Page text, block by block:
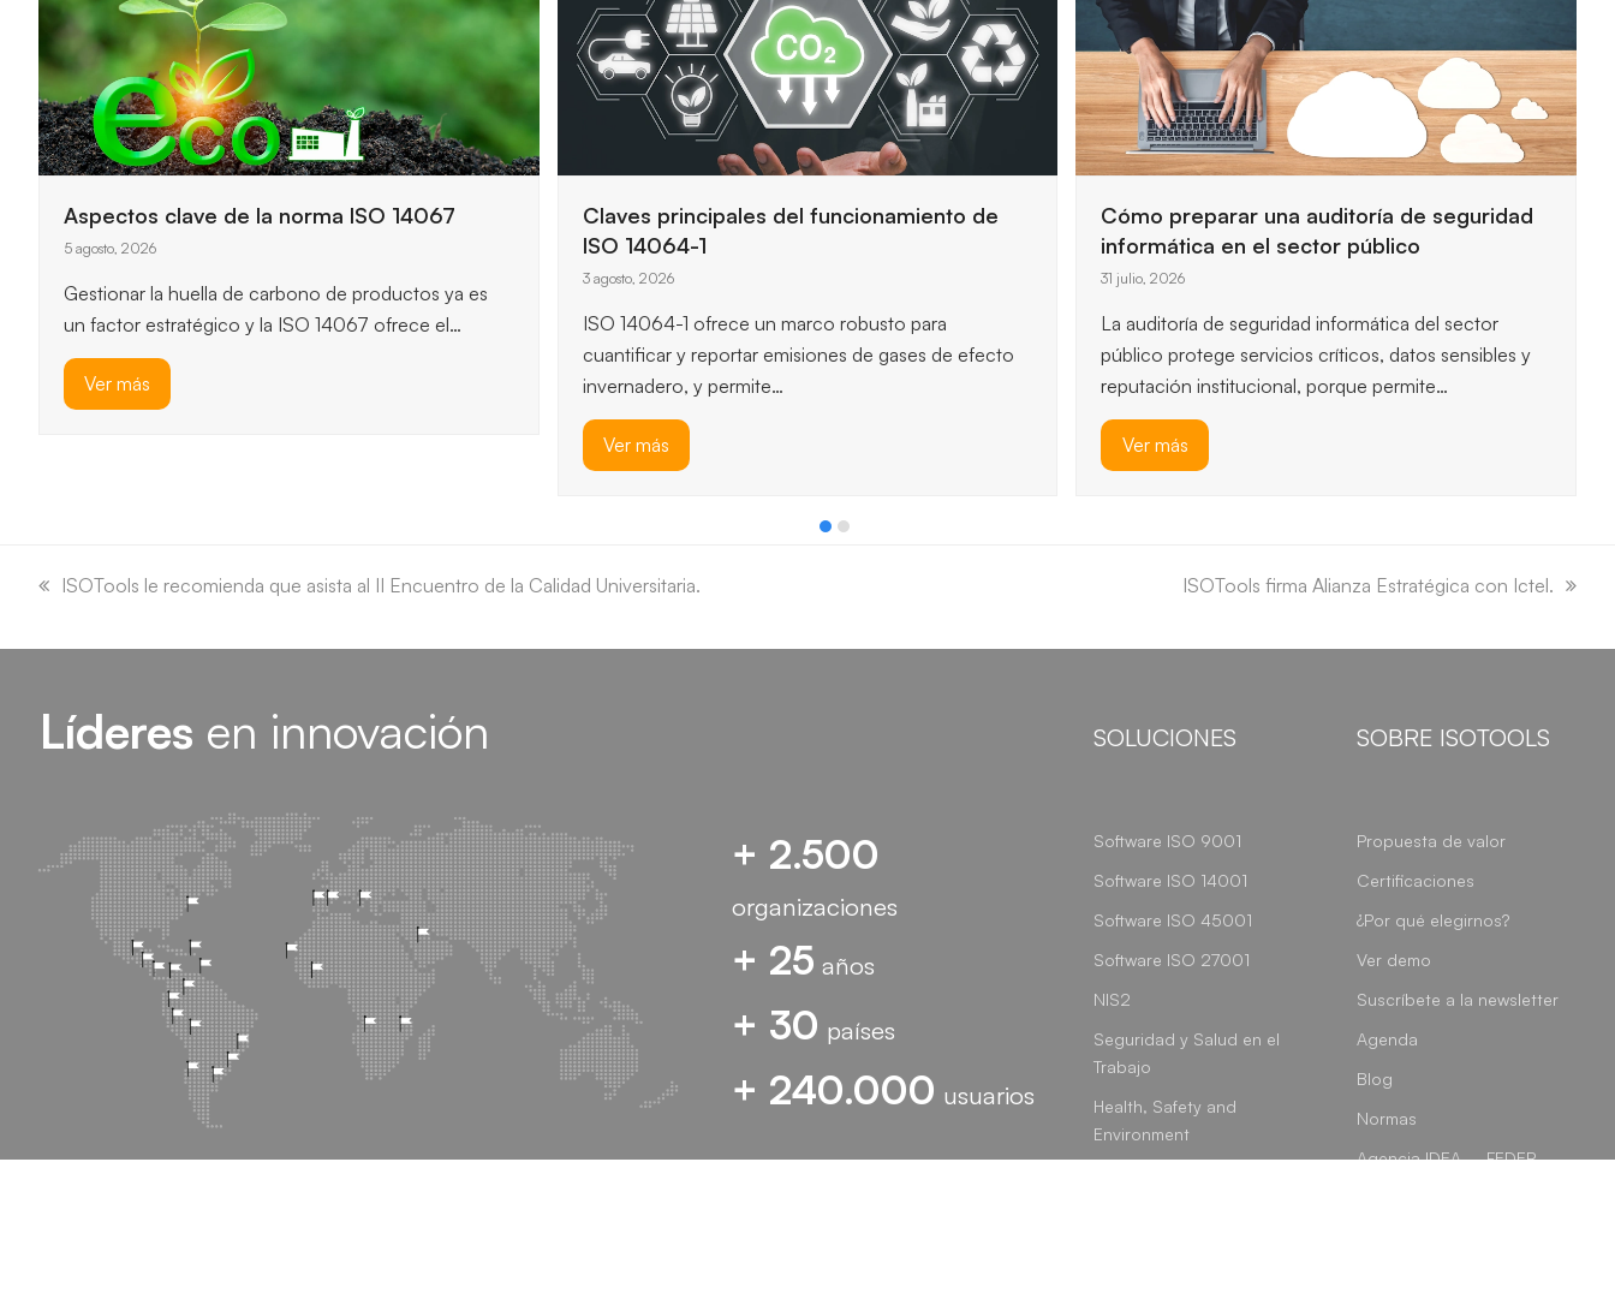
Claves principales del funcionamiento de
ISO 14064-1
ISO 14064-1 ofrece un marco robusto para
cuantificar y reportar emisiones de gases de efecto
invernadero, y permite…
Cómo preparar una auditoría de seguridad
informática en el sector público
31 julio, 2026
La auditoría de seguridad informática del sector
público protege servicios críticos, datos sensibles y
reputación institucional, porque permite…
Ver más
Requisitos de seguridad para trabajar con la
Administración Pública
29 julio, 2026
Las entidades públicas exigen controles estrictos
esenciales, así que entender los…
Ver más
previous
ISOTools le recomienda que asista al II Encuentro de la Calidad Universitaria.
next
ISOTools firma Alianza Estratégica con Ictel.
Líderes en innovación
+ 2.500
organizaciones
+ 25 años
+ 30 países
+ 240.000 usuarios
SOLUCIONES
Software ISO 9001
Software ISO 14001
Software ISO 45001
Software ISO 27001
NIS2
Seguridad y Salud en el
Trabajo
Health, Safety and
Environment
SOBRE ISOTOOLS
Propuesta de valor
Certificaciones
¿Por qué elegirnos?
Ver demo
Suscríbete a la newsletter
Agenda
Blog
Normas
Agencia IDEA – FEDER